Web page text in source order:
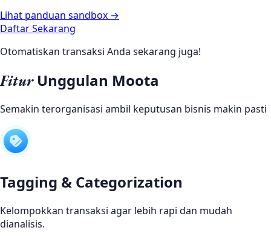
Lihat panduan sandbox →
Daftar Sekarang
Otomatiskan transaksi Anda sekarang juga!
Fitur Unggulan Moota
Semakin terorganisasi ambil keputusan bisnis makin pasti
Tagging & Categorization
Kelompokkan transaksi agar lebih rapi dan mudah
dianalisis.